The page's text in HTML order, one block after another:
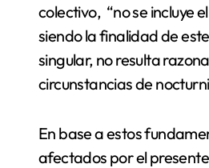
colectivo, “no se incluye
siendo la finalidad de
singular, no resulta
circunstancias de
En base a estos
afectados por el